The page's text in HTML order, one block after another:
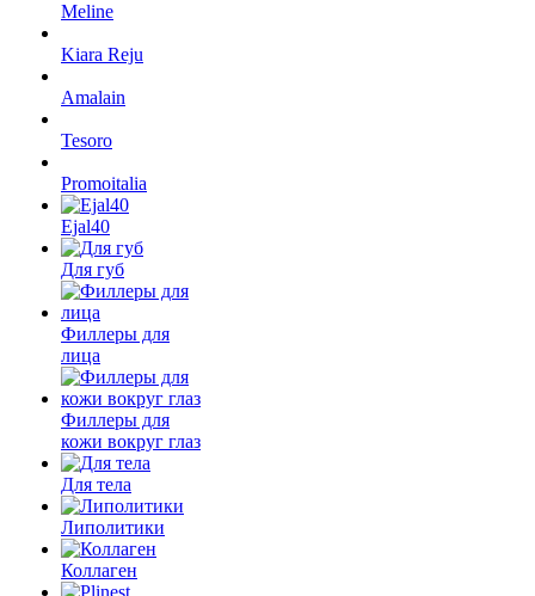
Meline
Kiara Reju
Amalain
Tesoro
Promoitalia
Ejal40
Для губ
Филлеры для
лица
Филлеры для
кожи вокруг глаз
Для тела
Липолитики
Коллаген